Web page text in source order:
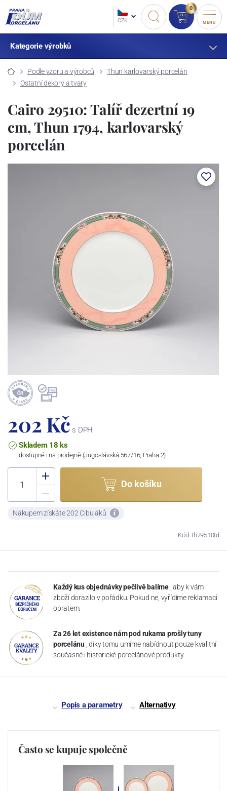
CZK
0
MENU
Kategorie výrobků
Podle vzoru a výrobců
Thun karlovarský porcelán
Ostatní dekory a tvary
Cairo 29510: Talíř dezertní 19
cm, Thun 1794, karlovarský
porcelán
202 Kč s DPH
Skladem 18 ks
dostupné i na prodejně (Jugoslávská 567/16, Praha 2)
Do košíku
Nákupem získáte 202 Cibuláků
Kód: th29510td
Každý kus objednávky pečlivě balíme , aby k vám
zboží dorazilo v pořádku. Pokud ne, vyřídíme reklamaci
obratem.
Za 26 let existence nám pod rukama prošly tuny
porcelánu , díky tomu umíme nabídnout pouze kvalitní
současné i historické porcelánové produkty.
Popis a parametry Alternativy
Často se kupuje společně